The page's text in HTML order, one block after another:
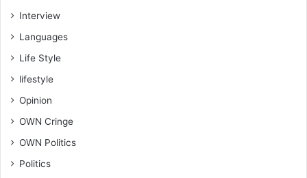
Interview
Languages
Life Style
lifestyle
Opinion
OWN Cringe
OWN Politics
Politics